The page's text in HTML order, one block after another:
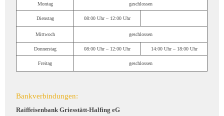
Montag geschlossen
Dienstag 08:00 Uhr – 12:00 Uhr
Mittwoch geschlossen
Donnerstag 08:00 Uhr – 12:00 Uhr 14:00 Uhr – 18:00 Uhr
Freitag geschlossen
Bankverbindungen:
Raiffeisenbank Griesstätt-Halfing eG